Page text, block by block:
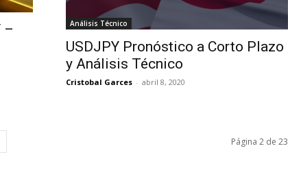
–
Análisis Técnico
USDJPY Pronóstico a Corto Plazo
y Análisis Técnico
Cristobal Garces - abril 8, 2020
Página 2 de 23